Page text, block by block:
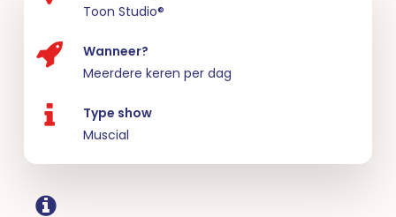
Toon Studio®
Wanneer?
Meerdere keren per dag
Type show
Muscial